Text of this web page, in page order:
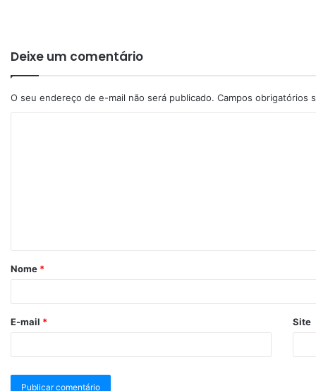
Deixe um comentário
O seu endereço de e-mail não será publicado. Campos obrigatórios
Nome *
E-mail * Site